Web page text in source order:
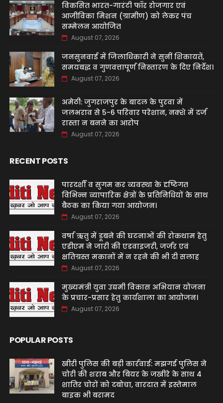
विकसित भारत-गारंटी फॉर रोजगार एवं
आजीविका मिशन (ग्रामीण) को लेकर पंच
सम्मेलन आयोजित
August 07, 2026
जनसुनवाई में जिलाधिकारी ने सुनीं शिकायतें,
समयबद्ध व गुणवत्तापूर्ण निस्तारण के दिए निर्देश।
August 07, 2026
अमेठी: जुगराजपुर के बादल के पुरवा में
जलभराव से 5-6 परिवार परेशान, नक्शे में दर्ज
रास्ता न बनने का आरोप
August 07, 2026
RECENT POSTS
पारदर्शी व सुगम कर व्यवस्था के दृष्टिगत
विभिन्न व्यापारिक क्षेत्रों के प्रतिनिधियों के साथ
बैठक का किया गया आयोजन।
August 07, 2026
वर्षा ऋतु में डूबने की घटनाओं की रोकथाम हेतु
एडीएम ने जारी की एडवाइजरी, जर्जर एवं
क्षतिग्रस्त मकानों में न रहने की भी दी सलाह
August 07, 2026
मुख्यमंत्री युवा उद्यमी विकास अभियान योजना
के प्रचार-प्रसार हेतु कार्यशाला का आयोजन।
August 07, 2026
POPULAR POSTS
खीरी पुलिस की बड़ी कार्रवाई: मझगई पुलिस ने
चोरी की शराब और बियर के जखीरे के साथ 4
शातिर चोरों को दबोचा, वारदात में इस्तेमाल
बाइक भी बरामद